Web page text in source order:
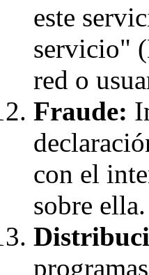
este
servicio"
red o
Fraude:
con el
sobre ella.